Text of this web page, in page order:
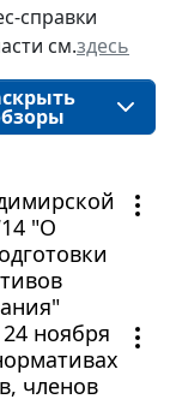
справки
см.здесь
"О
ноября
членов